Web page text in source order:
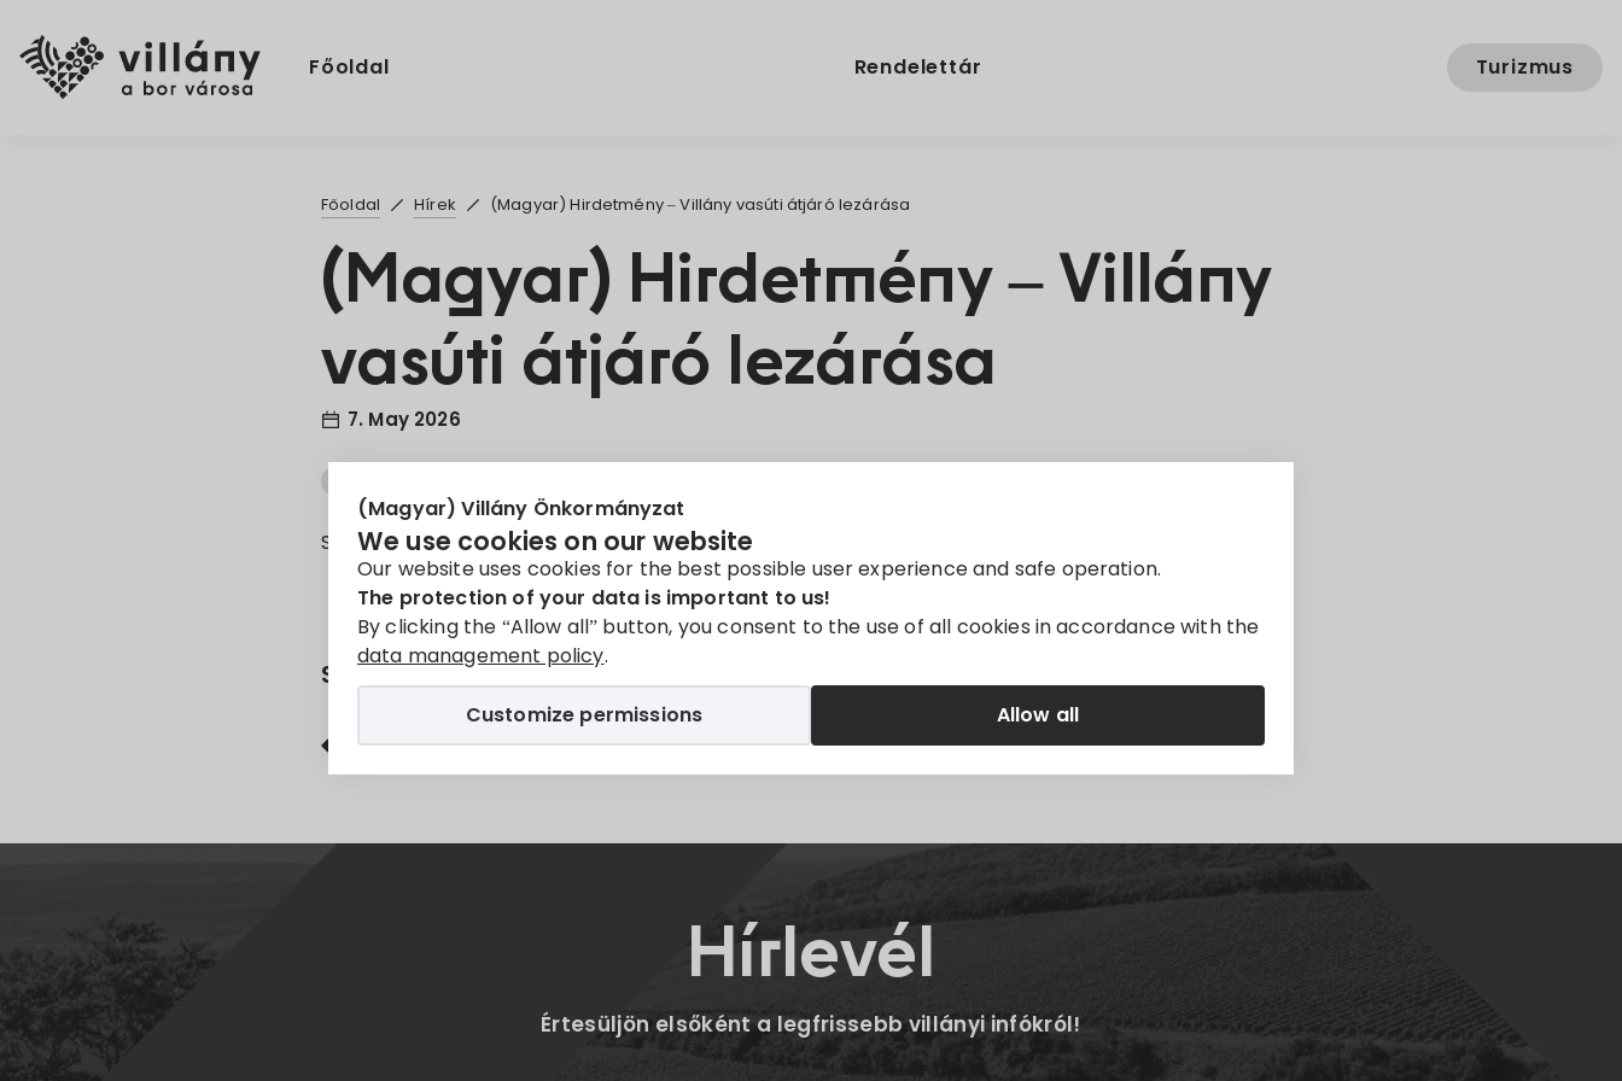
(Magyar) Villány Önkormányzat
We use cookies on our website
Our website uses cookies for the best possible user experience and safe operation.
The protection of your data is important to us!
By clicking the “Allow all” button, you consent to the use of all cookies in accordance with the
data management policy.
Allow all
Customize permissions
Főoldal Rendelettár Turizmus
Főoldal Hírek (Magyar) Hirdetmény – Villány vasúti átjáró lezárása
(Magyar) Hirdetmény – Villány
vasúti átjáró lezárása
7. May 2026
Sorry, this entry is only available inMagyar.
Share
Facebook Twitter E-mail
Hírlevél
Értesüljön elsőként a legfrissebb villányi infókról!